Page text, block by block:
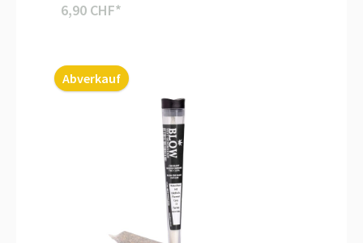
6,90 CHF*
Abverkauf